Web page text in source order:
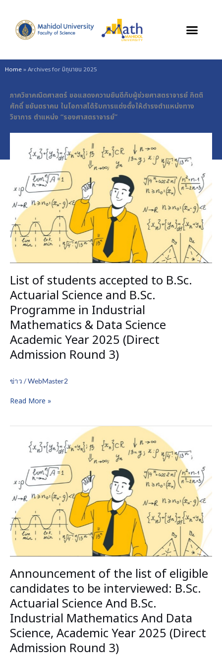
content
Home»Archives for มิถุนายน 2025
ภาควิชาคณิตศาสตร์ ขอแสดงความยินดีกับผู้ช่วยศาสตราจารย์ กิตติ
ศักดิ์ ชยันตราคม ในโอกาสได้รับการแต่งตั้งให้ดำรงตำแหน่งทาง
วิชาการ ตำแหน่ง “รองศาสตราจารย์”
List of students accepted to B.Sc.
Actuarial Science and B.Sc.
Programme in Industrial
Mathematics & Data Science
Academic Year 2025 (Direct
Admission Round 3)
ข่าว /WebMaster2
students
B.Sc.
Actuarial
Science
and
B.Sc.
Programme
in
Mathematics
&
Data
Science
Academic
Year
2025
(Direct
Round
Read More »
Announcement of the list of eligible
candidates to be interviewed: B.Sc.
Actuarial Science And B.Sc.
Industrial Mathematics And Data
Science, Academic Year 2025 (Direct
Admission Round 3)
eligible
candidates
be
interviewed:
B.Sc.
Actuarial
And
Industrial
Mathematics
And
Data
Science,
Academic